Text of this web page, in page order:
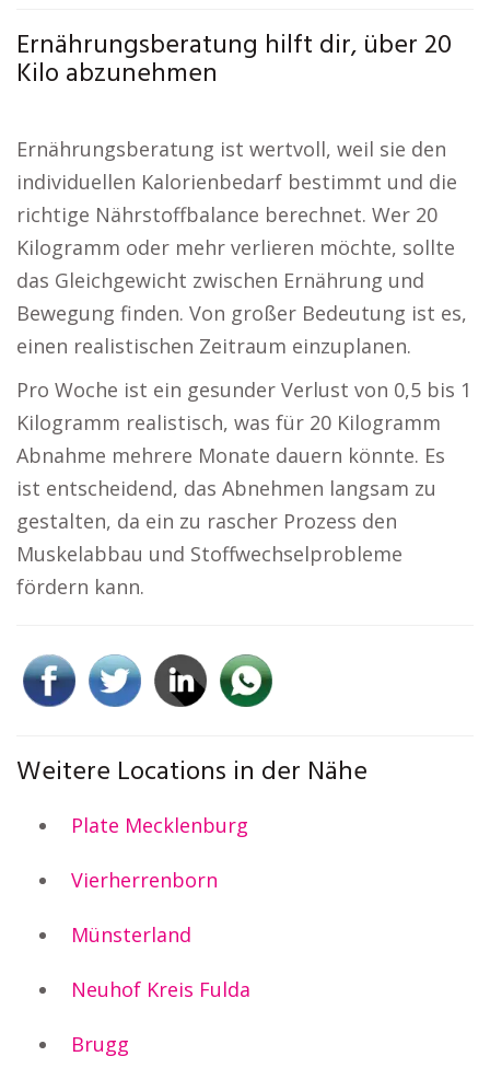
Ernährungsberatung hilft dir, über 20
Kilo abzunehmen
Ernährungsberatung ist wertvoll, weil sie den
individuellen Kalorienbedarf bestimmt und die
richtige Nährstoffbalance berechnet. Wer 20
Kilogramm oder mehr verlieren möchte, sollte
das Gleichgewicht zwischen Ernährung und
Bewegung finden. Von großer Bedeutung ist es,
einen realistischen Zeitraum einzuplanen.
Pro Woche ist ein gesunder Verlust von 0,5 bis 1
Kilogramm realistisch, was für 20 Kilogramm
Abnahme mehrere Monate dauern könnte. Es
ist entscheidend, das Abnehmen langsam zu
gestalten, da ein zu rascher Prozess den
Muskelabbau und Stoffwechselprobleme
fördern kann.
Weitere Locations in der Nähe
Plate Mecklenburg
Vierherrenborn
Münsterland
Neuhof Kreis Fulda
Brugg